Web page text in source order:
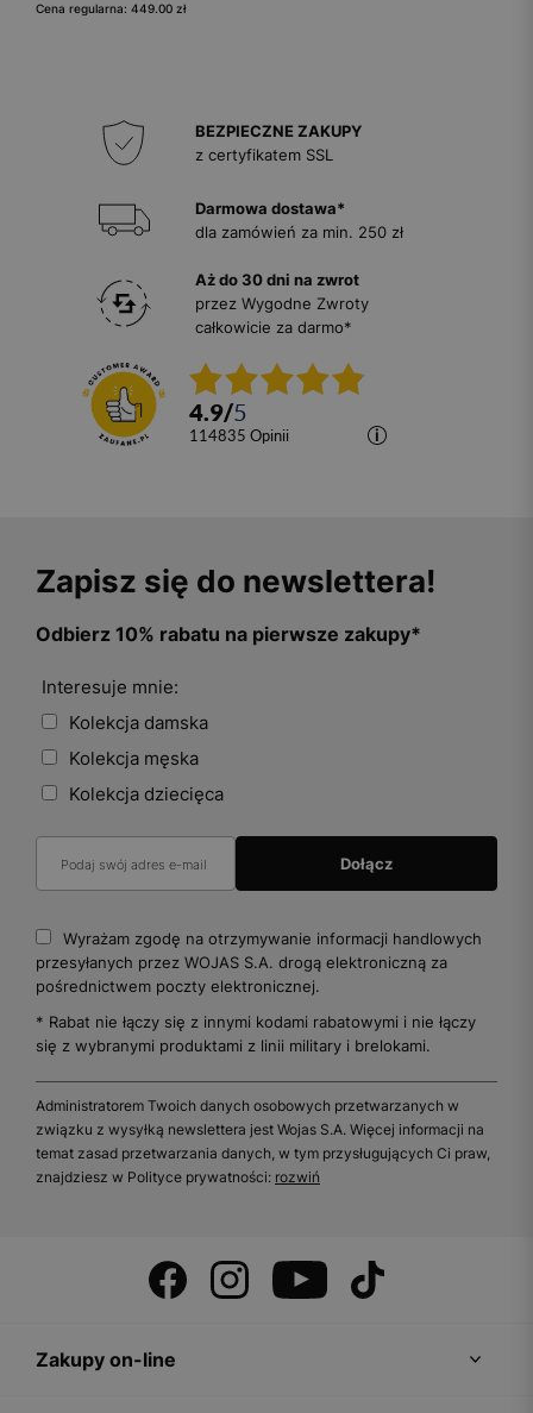
Cena regularna: 449.00 zł
BEZPIECZNE ZAKUPY
z certyfikatem SSL
Darmowa dostawa*
dla zamówień za min. 250 zł
Aż do 30 dni na zwrot
przez Wygodne Zwroty
całkowicie za darmo*
4.9/5
114835 opinii
Zapisz się do newslettera!
Odbierz 10% rabatu na pierwsze zakupy*
Interesuje mnie:
Kolekcja damska
Kolekcja męska
Kolekcja dziecięca
Wyrażam zgodę na otrzymywanie informacji handlowych
przesyłanych przez WOJAS S.A. drogą elektroniczną za
pośrednictwem poczty elektronicznej.
* Rabat nie łączy się z innymi kodami rabatowymi i nie łączy
się z wybranymi produktami z linii military i brelokami.
Administratorem Twoich danych osobowych przetwarzanych w
związku z wysyłką newslettera jest Wojas S.A. Więcej informacji na
temat zasad przetwarzania danych, w tym przysługujących Ci praw,
znajdziesz w Polityce prywatności: rozwiń
Zakupy on-line